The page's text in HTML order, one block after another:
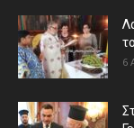
6